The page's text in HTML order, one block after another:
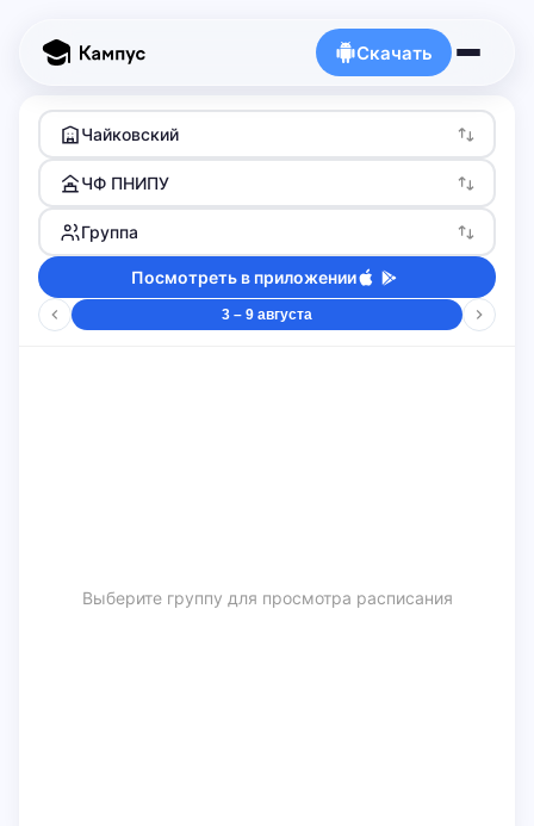
Скачать
Чайковский
ЧФ ПНИПУ
Группа
Посмотреть в приложении
3 – 9 августа
Выберите группу для просмотра расписания